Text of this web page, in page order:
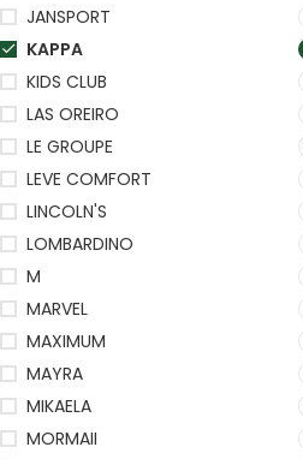
JANSPORT
KAPPA
KIDS CLUB
LAS OREIRO
LE GROUPE
LEVE COMFORT
LINCOLN'S
LOMBARDINO
M
MARVEL
MAXIMUM
MAYRA
MIKAELA
MORMAII